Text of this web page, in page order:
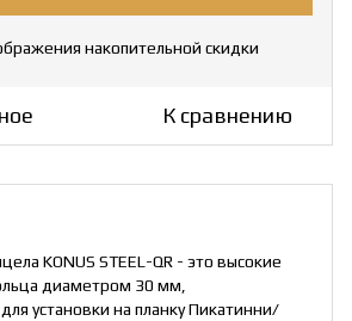
накопительной скидки
К сравнению
KONUS STEEL-QR - это высокие
диаметром 30 мм,
установки на планку Пикатинни/